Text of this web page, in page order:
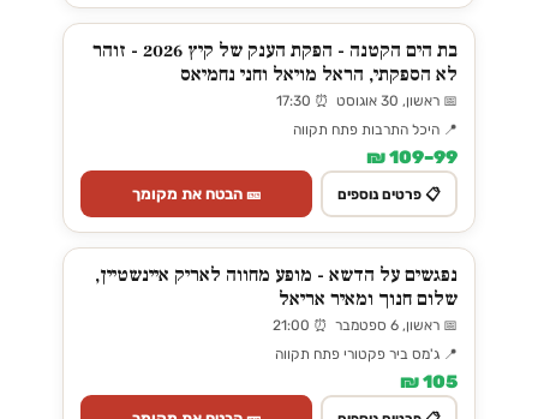
בת הים הקטנה - הפקת הענק של קיץ 2026 - זוהר
לא הספקתי, הראל מויאל וחני נחמיאס
📅 ראשון, 30 אוגוסט ⏰ 17:30
📍 היכל התרבות פתח תקווה
99–109 ₪
📋 פרטים נוספים 🎫 הבטח את מקומך
נפגשים על הדשא - מופע מחווה לאריק איינשטיין,
שלום חנוך ומאיר אריאל
📅 ראשון, 6 ספטמבר ⏰ 21:00
📍 ג'מס ביר פקטורי פתח תקווה
105 ₪